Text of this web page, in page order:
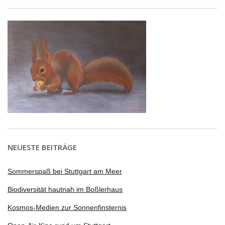
NEUESTE BEITRÄGE
Sommerspaß bei Stuttgart am Meer
Biodiversität hautnah im Boßlerhaus
Kosmos-Medien zur Sonnenfinsternis